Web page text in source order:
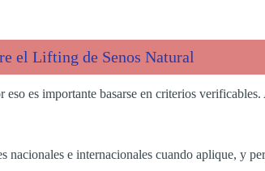
el Lifting de Senos Natural
eso es importante basarse en criterios
nacionales e internacionales cuando aplique, y